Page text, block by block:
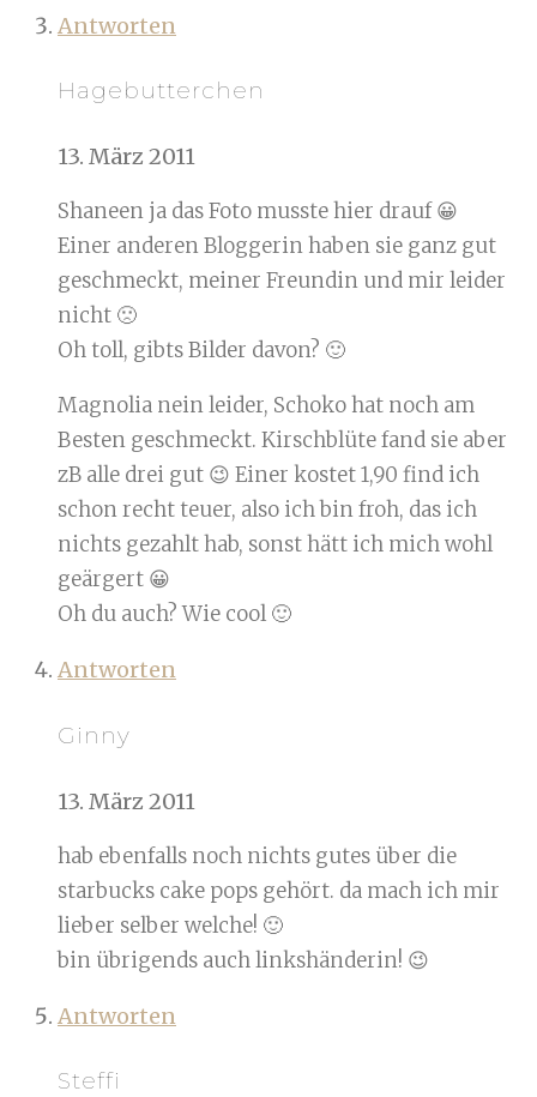
Antworten
Hagebutterchen
13. März 2011
Shaneen ja das Foto musste hier drauf 😀
Einer anderen Bloggerin haben sie ganz gut
geschmeckt, meiner Freundin und mir leider
nicht 🙁
Oh toll, gibts Bilder davon? 🙂
Magnolia nein leider, Schoko hat noch am
Besten geschmeckt. Kirschblüte fand sie aber
zB alle drei gut 😉 Einer kostet 1,90 find ich
schon recht teuer, also ich bin froh, das ich
nichts gezahlt hab, sonst hätt ich mich wohl
geärgert 😀
Oh du auch? Wie cool 🙂
Antworten
Ginny
13. März 2011
hab ebenfalls noch nichts gutes über die
starbucks cake pops gehört. da mach ich mir
lieber selber welche! 🙂
bin übrigends auch linkshänderin! 😉
Antworten
Steffi